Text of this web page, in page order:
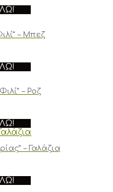
– Μπεζ
– Ροζ
– Γαλάζια